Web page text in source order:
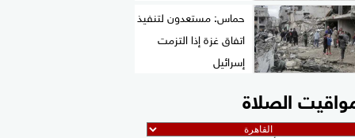
حماس: مستعدون لتنفيذ
اتفاق غزة إذا التزمت
إسرائيل
الصلاة